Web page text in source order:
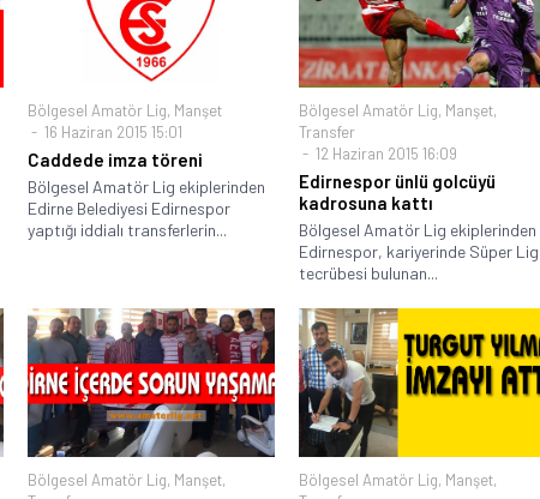
Bölgesel Amatör Lig, Manşet
16 Haziran 2015 15:01
Caddede imza töreni
Bölgesel Amatör Lig ekiplerinden
Edirne Belediyesi Edirnespor
yaptığı iddialı transferlerin...
Bölgesel Amatör Lig, Manşet,
Transfer
12 Haziran 2015 16:09
Edirnespor ünlü golcüyü
kadrosuna kattı
Bölgesel Amatör Lig ekiplerinden
Edirnespor, kariyerinde Süper Lig
tecrübesi bulunan...
Bölgesel Amatör Lig, Manşet,
Bölgesel Amatör Lig, Manşet,